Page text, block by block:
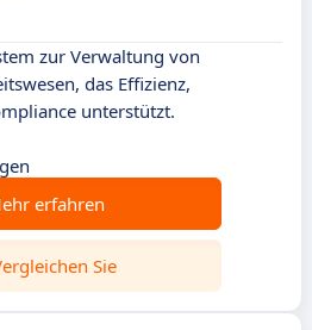
zur Verwaltung von
das Effizienz,
unterstützt.
erfahren
Sie